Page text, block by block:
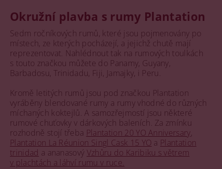
Okružní plavba s rumy Plantation
Sedm ročníkových rumů, které jsou pojmenovány po
místech, ze kterých pocházejí, a jejichž chutě mají
reprezentovat. Nahlédnout tak na rumových toulkách
s touto značkou můžete do Panamy, Guyany,
Barbadosu, Trinidadu, Fiji, Jamajky, i Peru.
Kromě letitých rumů jsou pod značkou Plantation
vyráběny blendované rumy a rumy vhodné do různých
míchaných koktejlů. A samozřejmostí jsou některé
rumové chuťovky v dárkových baleních. Za zmínku
rozhodně stojí třeba Plantation 20 YO Anniversary,
Plantation La Réunion Singl Cask 15 YO a Plantation
trinidad a ananasový Vzhůru do Karibiku s větrem
v plachtách a láhví rumu v ruce.